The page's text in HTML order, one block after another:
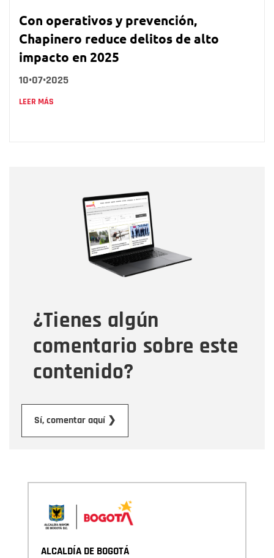
Con operativos y prevención,
Chapinero reduce delitos de alto
impacto en 2025
10•07•2025
LEER MÁS
¿Tienes algún
comentario sobre este
contenido?
Sí, comentar aquí ❯
Correo electrónico
Tipo de comentario
Mensaje
ALCALDÍA DE BOGOTÁ